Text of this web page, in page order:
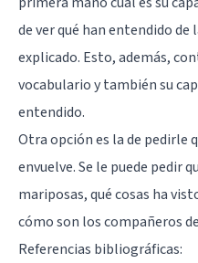
de ver qué han entendido de
explicado. Esto, además,
vocabulario y también su
entendido.
Otra opción es la de pedirle
envuelve. Se le puede pedir
mariposas, qué cosas ha
cómo son los compañeros
Referencias bibliográficas: